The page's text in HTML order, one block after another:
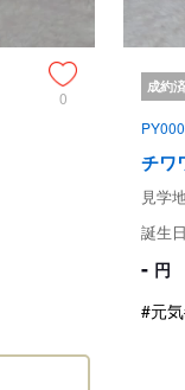
0
成約済
チワ
見学
誕生
- 円
#元気